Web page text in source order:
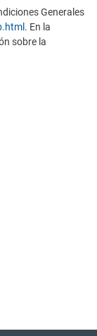
Generales
. En la
sobre la